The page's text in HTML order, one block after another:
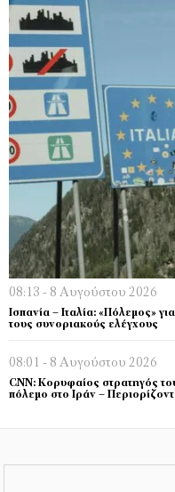
08:13 - 8 Αυγούστου 2026
Ισπανία – Ιταλία: «Πόλεμος»
τους συνοριακούς ελέγχους
08:01 - 8 Αυγούστου 2026
CNN: Κορυφαίος στρατηγός
πόλεμο στο Ιράν –